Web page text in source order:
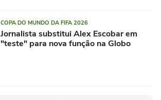
COPA DO MUNDO DA FIFA 2026
Jornalista substitui Alex Escobar em
"teste" para nova função na Globo